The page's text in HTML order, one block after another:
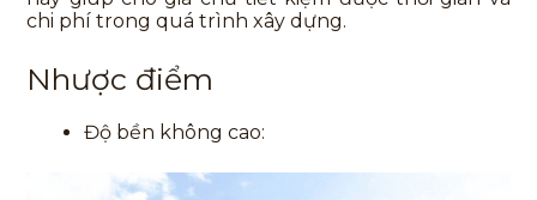
chi phí trong quá trình xây dựng.
Nhược điểm
Độ bền không cao: